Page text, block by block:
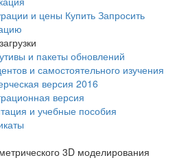
и цены Купить Запросить
и пакеты обновлений
и самостоятельного изучения
версия 2016
версия
и учебные пособия
3D моделирования